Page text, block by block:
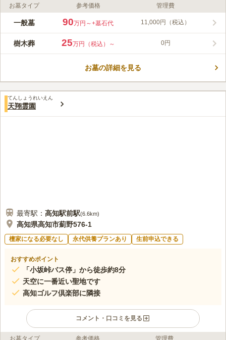
ライフドット編集部のコメント
駐車場を完備しており、高知空港から車で約5分の場所にあるお
平洋と香長平野を一望することができる好立地にあり、素晴らし
い眺望を堪能することができます。 屋根付きの休憩場やトイ
みんなの評価
4.0 口コミ1件
70代男性
高速を降りて県道243号線の沿線に良心市がありしきびや花があ
るので、お墓参りにはとても良く便利です。
お墓タイプ 参考価格 管理費
一般墓 90万円～+墓石代 11,000円（税込）
樹木葬 25万円（税込）～ 0円
お墓の詳細を見る
てんしょうれいえん
天翔霊園
最寄駅： 高知駅前駅(6.6km)
高知県高知市薊野576-1
檀家になる必要なし 永代供養プランあり 生前申込できる
おすすめポイント
「小坂峠バス停」から徒歩約8分
天空に一番近い聖地です
高知ゴルフ倶楽部に隣接
コメント・口コミを見る
お墓タイプ 参考価格 管理費